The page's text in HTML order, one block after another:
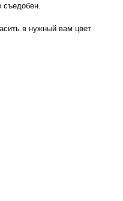
в нужный вам цвет